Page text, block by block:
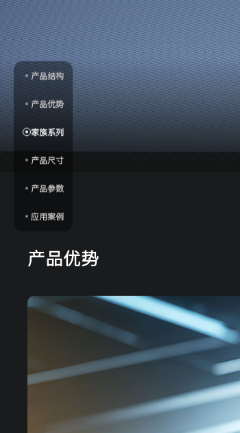
产品结构
产品优势
家族系列
产品尺寸
产品参数
应用案例
产品优势